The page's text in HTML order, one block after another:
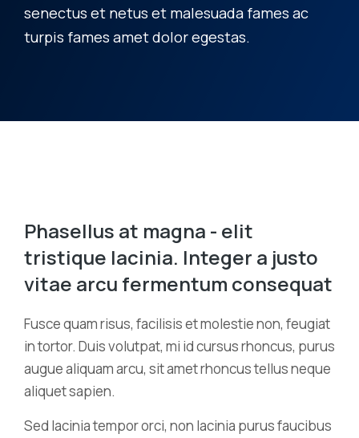
senectus et netus et malesuada fames ac
turpis fames amet dolor egestas.
Phasellus at magna - elit
tristique lacinia. Integer a justo
vitae arcu fermentum consequat
Fusce quam risus, facilisis et molestie non, feugiat
in tortor. Duis volutpat, mi id cursus rhoncus, purus
augue aliquam arcu, sit amet rhoncus tellus neque
aliquet sapien.
Sed lacinia tempor orci, non lacinia purus faucibus